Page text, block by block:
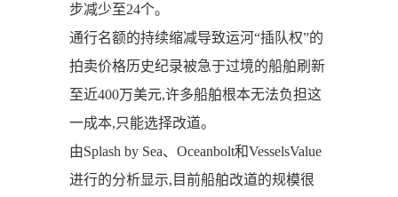
步减少至24个。
通行名额的持续缩减导致运河“插队权”的
拍卖价格历史纪录被急于过境的船舶刷新
至近400万美元,许多船舶根本无法负担这
一成本,只能选择改道。
由Splash by Sea、Oceanbolt和VesselsValue
进行的分析显示,目前船舶改道的规模很